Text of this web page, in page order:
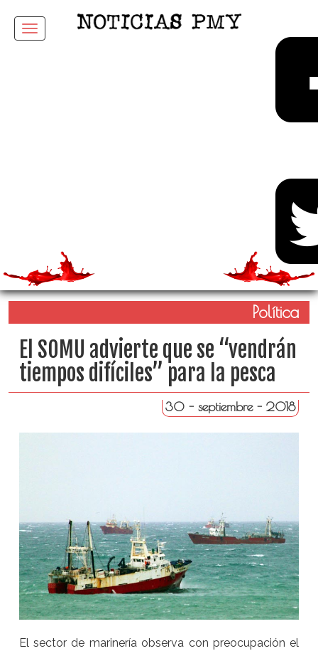
Menu
Política
El SOMU advierte que se “vendrán
tiempos difíciles” para la pesca
30 - septiembre - 2018
El sector de marinería observa con preocupación el